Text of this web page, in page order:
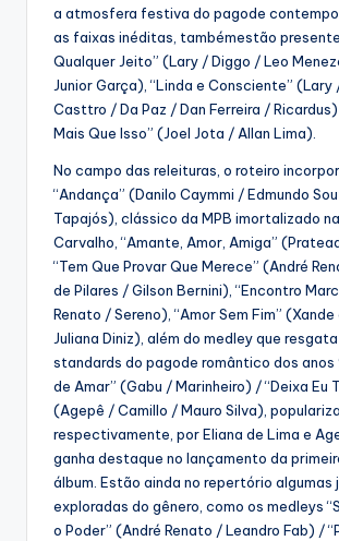
a atmosfera festiva do pagode
as faixas inéditas, tambémestão
Qualquer Jeito” (Lary / Diggo / Leo
Junior Garça), “Linda e Consciente” (Lary
Casttro / Da Paz / Dan Ferreira / Ricardus)
Mais Que Isso” (Joel Jota / Allan Lima).
No campo das releituras, o roteiro
“Andança” (Danilo Caymmi / Edmundo
Tapajós), clássico da MPB imortalizado
Carvalho, “Amante, Amor, Amiga”
“Tem Que Provar Que Merece” (André
de Pilares / Gilson Bernini), “Encontro
Renato / Sereno), “Amor Sem Fim”
Juliana Diniz), além do medley que
standards do pagode romântico dos anos
de Amar” (Gabu / Marinheiro) / “Deixa Eu
(Agepê / Camillo / Mauro Silva),
respectivamente, por Eliana de Lima e
ganha destaque no lançamento da
álbum. Estão ainda no repertório algumas
exploradas do gênero, como os medleys
o Poder” (André Renato / Leandro Fab) /